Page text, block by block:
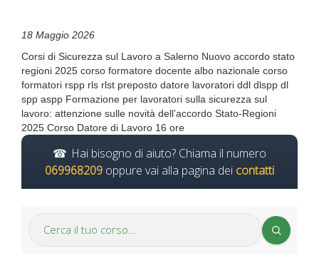
18 Maggio 2026
Corsi di Sicurezza sul Lavoro a Salerno Nuovo accordo stato
regioni 2025 corso formatore docente albo nazionale corso
formatori rspp rls rlst preposto datore lavoratori ddl dlspp dl
spp aspp Formazione per lavoratori sulla sicurezza sul
lavoro: attenzione sulle novità dell’accordo Stato-Regioni
2025 Corso Datore di Lavoro 16 ore
Hai bisogno di aiuto? Chiama il numero
069968209 oppure vai alla pagina dei contatti